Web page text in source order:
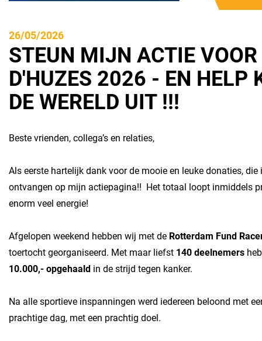
26/05/2026
STEUN MIJN ACTIE
D'HUZES 2026 - EN HELP
DE WERELD UIT !!!
Beste vrienden, collega’s en relaties,
Als eerste hartelijk dank voor de mooie en leuke donaties, die
ontvangen op mijn actiepagina!! Het totaal loopt inmiddels
enorm veel energie!
Afgelopen weekend hebben wij met de Rotterdam Fund
toertocht georganiseerd. Met maar liefst 140 deelnemers
10.000,- opgehaald in de strijd tegen kanker.
Na alle sportieve inspanningen werd iedereen beloond met
prachtige dag, met een prachtig doel.